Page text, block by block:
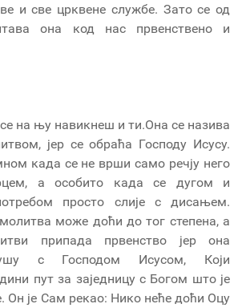
и све црквене службе. Зато се од
она код нас првенствено и
на њу навикнеш и ти.Она се назива
јер се обраћа Господу Исусу.
када се не врши само речју него
а особито када се дугом и
просто слије с дисањем.
може доћи до тог степена, а
припада првенство јер она
с Господом Исусом, Који
пут за заједницу с Богом што је
Он је Сам рекао: Нико неће доћи Оцу